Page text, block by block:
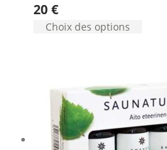
20€
Choix des options